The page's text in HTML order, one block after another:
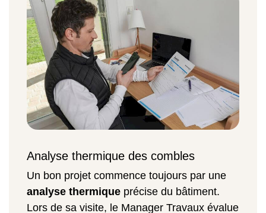
Analyse thermique des combles
Un bon projet commence toujours par une
analyse thermique précise du bâtiment.
Lors de sa visite, le Manager Travaux évalue